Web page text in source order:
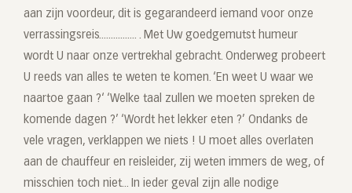
aan zijn voordeur, dit is gegarandeerd iemand voor onze
verrassingsreis................ . Met Uw goedgemutst humeur
wordt U naar onze vertrekhal gebracht. Onderweg probeert
U reeds van alles te weten te komen. ‘En weet U waar we
naartoe gaan ?‘ ‘Welke taal zullen we moeten spreken de
komende dagen ?’ ‘Wordt het lekker eten ?’ Ondanks de
vele vragen, verklappen we niets ! U moet alles overlaten
aan de chauffeur en reisleider, zij weten immers de weg, of
misschien toch niet... In ieder geval zijn alle nodige